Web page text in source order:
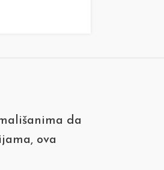
da
ova